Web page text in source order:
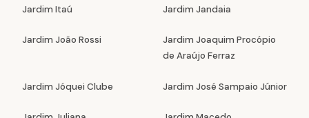
Jardim Itaú Jardim Jandaia
Jardim João Rossi
Jardim Joaquim Procópio
de Araújo Ferraz
Jardim Jóquei Clube Jardim José Sampaio Júnior